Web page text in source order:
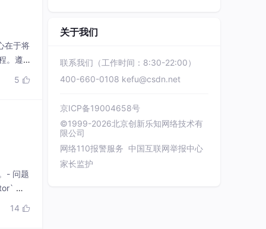
在于将
。遵
5 
- 问题
或
14 
关于我们
联系我们（工作时间：8:30-22:00）
400-660-0108 kefu@csdn.net
京ICP备19004658号
©1999-2026北京创新乐知网络技术有
限公司
网络110报警服务 中国互联网举报中心
家长监护